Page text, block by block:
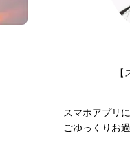
スマホアプリ
ごゆっくりお